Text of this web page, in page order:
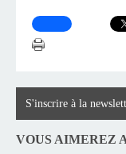
S'inscrire à la
VOUS AIMEREZ